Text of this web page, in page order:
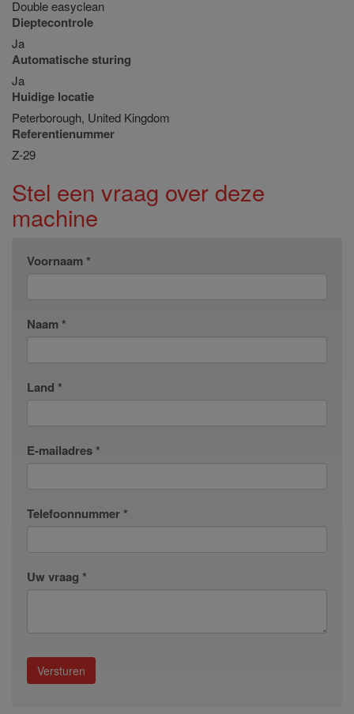
Double easyclean
Dieptecontrole
Ja
Automatische sturing
Ja
Huidige locatie
Peterborough, United Kingdom
Referentienummer
Z-29
Stel een vraag over deze
machine
Voornaam *
Naam *
Land *
E-mailadres *
Telefoonnummer *
Uw vraag *
Versturen